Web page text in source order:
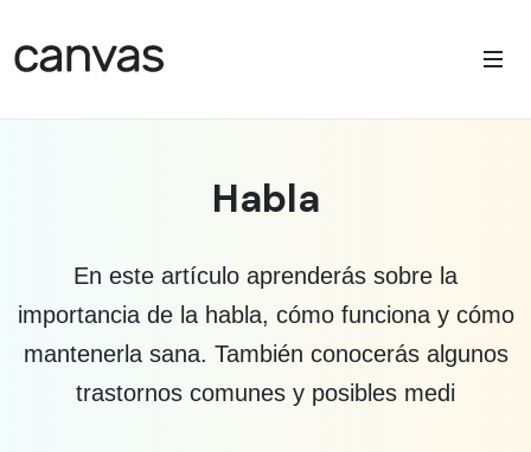
Habla
En este artículo aprenderás sobre la
importancia de la habla, cómo funciona y cómo
mantenerla sana. También conocerás algunos
trastornos comunes y posibles medi